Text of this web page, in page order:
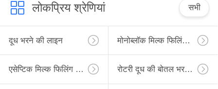
लोकप्रिय श्रेणियां सभी
दूध भरने की लाइन मोनोब्लॉक मिल्क फिलिंग लाइन
एसेप्टिक मिल्क फिलिंग लाइन रोटरी दूध की बोतल भरने की लाइन